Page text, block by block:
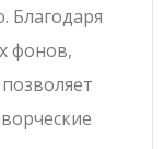
Благодаря
фонов,